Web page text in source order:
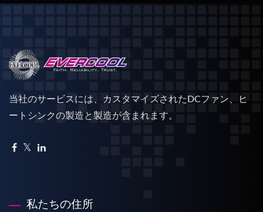
当社のサービスには、カスタマイズされたDCファン、ヒ
ートシンクの製造と製造が含まれます。
私たちの住所